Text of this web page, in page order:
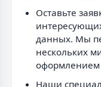
Оставьте
данных. Мы
нескольких
оформлением
Наши